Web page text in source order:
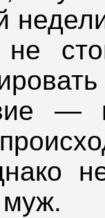
не
—
муж.